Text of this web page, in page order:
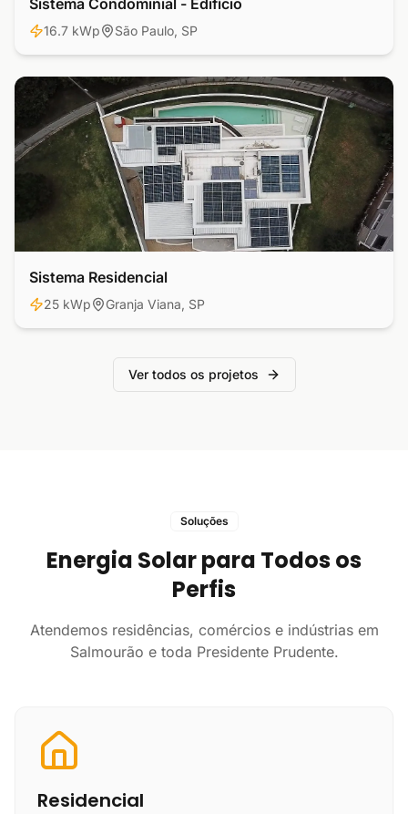
Sistema Condominial - Edifício
16.7 kWp São Paulo, SP
Residencial
Sistema Residencial
25 kWp Granja Viana, SP
Ver todos os projetos
Soluções
Energia Solar para Todos os
Perfis
Atendemos residências, comércios e indústrias em
Salmourão e toda Presidente Prudente.
Residencial